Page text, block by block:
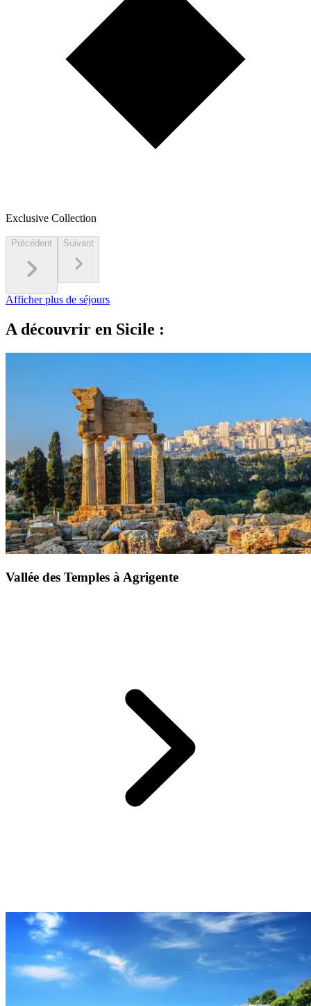
Exclusive Collection
Précédent Suivant
Afficher plus de séjours
A découvrir en Sicile :
Vallée des Temples à Agrigente
A 2 heures de Kamarina
Parc archéologique de la Vallée des Temples
Grecque puis romaine, la cité d’Agrigente est un témoin à ciel
ouvert de l’héritage antique. Sur place, vous découvrez plusieurs
édifices millénaires. Des temples doriques éparpillés tels que le
temple de Zeus, de la Concorde ou d’Héra vous offrent une fenêtre